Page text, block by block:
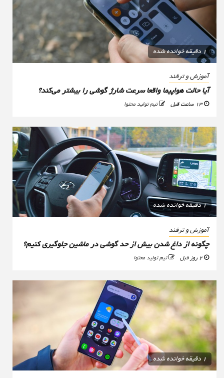
1 دقیقه خوانده شده
آموزش و ترفند
آیا حالت هواپیما واقعا سرعت شارژ گوشی را بیشتر می‌کند؟
تیم تولید محتوا
1 دقیقه خوانده شده
آموزش و ترفند
چگونه از داغ شدن بیش از حد گوشی در ماشین جلوگیری کنیم؟
تیم تولید محتوا
1 دقیقه خوانده شده